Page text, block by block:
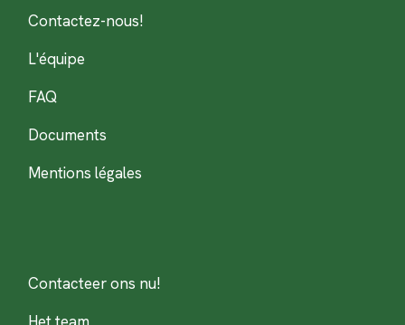
Contactez-nous!
L'équipe
FAQ
Documents
Mentions légales
Contacteer ons nu!